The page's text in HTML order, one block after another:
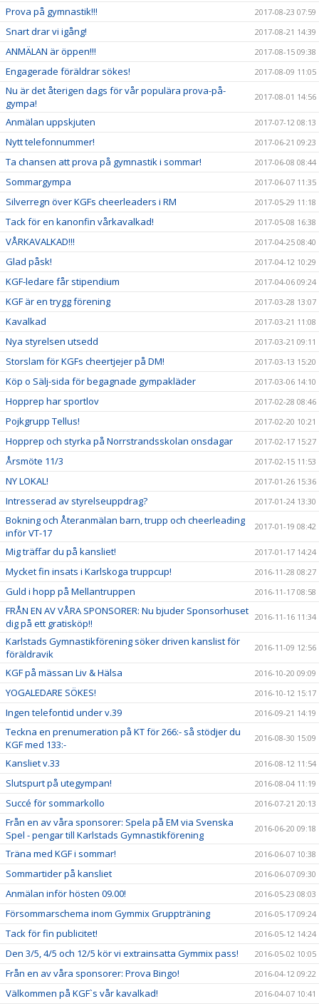
Prova på gymnastik!!! 2017-08-23 07:59
Snart drar vi igång! 2017-08-21 14:39
ANMÄLAN är öppen!!! 2017-08-15 09:38
Engagerade föräldrar sökes! 2017-08-09 11:05
Nu är det återigen dags för vår populära prova-på-
gympa!
2017-08-01 14:56
Anmälan uppskjuten 2017-07-12 08:13
Nytt telefonnummer! 2017-06-21 09:23
Ta chansen att prova på gymnastik i sommar! 2017-06-08 08:44
Sommargympa 2017-06-07 11:35
Silverregn över KGFs cheerleaders i RM 2017-05-29 11:18
Tack för en kanonfin vårkavalkad! 2017-05-08 16:38
VÅRKAVALKAD!!! 2017-04-25 08:40
Glad påsk! 2017-04-12 10:29
KGF-ledare får stipendium 2017-04-06 09:24
KGF är en trygg förening 2017-03-28 13:07
Kavalkad 2017-03-21 11:08
Nya styrelsen utsedd 2017-03-21 09:11
Storslam för KGFs cheertjejer på DM! 2017-03-13 15:20
Köp o Sälj-sida för begagnade gympakläder 2017-03-06 14:10
Hopprep har sportlov 2017-02-28 08:46
Pojkgrupp Tellus! 2017-02-20 10:21
Hopprep och styrka på Norrstrandsskolan onsdagar 2017-02-17 15:27
Årsmöte 11/3 2017-02-15 11:53
NY LOKAL! 2017-01-26 15:36
Intresserad av styrelseuppdrag? 2017-01-24 13:30
Bokning och Återanmälan barn, trupp och cheerleading
inför VT-17
2017-01-19 08:42
Mig träffar du på kansliet! 2017-01-17 14:24
Mycket fin insats i Karlskoga truppcup! 2016-11-28 08:27
Guld i hopp på Mellantruppen 2016-11-17 08:58
FRÅN EN AV VÅRA SPONSORER: Nu bjuder Sponsorhuset
dig på ett gratisköp!!
2016-11-16 11:34
Karlstads Gymnastikförening söker driven kanslist för
föräldravik
2016-11-09 12:56
KGF på mässan Liv & Hälsa 2016-10-20 09:09
YOGALEDARE SÖKES! 2016-10-12 15:17
Ingen telefontid under v.39 2016-09-21 14:19
Teckna en prenumeration på KT för 266:- så stödjer du
KGF med 133:-
2016-08-30 15:09
Kansliet v.33 2016-08-12 11:54
Slutspurt på utegympan! 2016-08-04 11:19
Succé för sommarkollo 2016-07-21 20:13
Från en av våra sponsorer: Spela på EM via Svenska
Spel - pengar till Karlstads Gymnastikförening
2016-06-20 09:18
Träna med KGF i sommar! 2016-06-07 10:38
Sommartider på kansliet 2016-06-07 09:30
Anmälan inför hösten 09.00! 2016-05-23 08:03
Försommarschema inom Gymmix Gruppträning 2016-05-17 09:24
Tack för fin publicitet! 2016-05-12 14:24
Den 3/5, 4/5 och 12/5 kör vi extrainsatta Gymmix pass! 2016-05-02 10:05
Från en av våra sponsorer: Prova Bingo! 2016-04-12 09:22
Välkommen på KGF`s vår kavalkad! 2016-04-07 10:41